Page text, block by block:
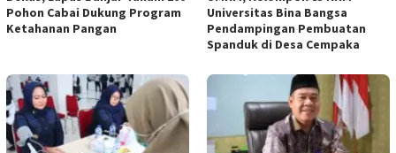
Pohon Cabai Dukung Program
Ketahanan Pangan
Universitas Bina Bangsa
Pendampingan Pembuatan
Spanduk di Desa Cempaka